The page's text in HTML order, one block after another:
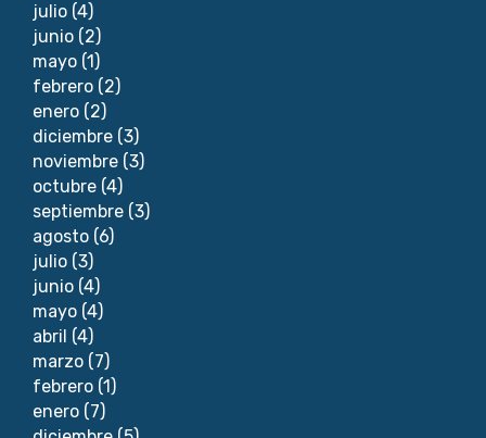
julio (4)
junio (2)
mayo (1)
febrero (2)
enero (2)
diciembre (3)
noviembre (3)
octubre (4)
septiembre (3)
agosto (6)
julio (3)
junio (4)
mayo (4)
abril (4)
marzo (7)
febrero (1)
enero (7)